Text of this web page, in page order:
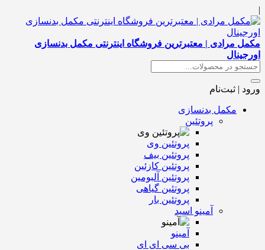
|
مکمل مرادی | معتبرترین فروشگاه اینترنتی مکمل بدنسازی
اورجینال
ورود | ثبت‌نام
مکمل بدنسازی
پروتئین
پروتئین وی
پروتئین بیف
پروتئین کازئین
پروتئین آلبومین
پروتئین گیاهی
پروتئین بار
آمینو اسید
آمینو
بی سی ای ای